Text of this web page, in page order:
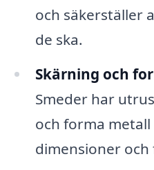
och säkerställer
de ska.
Skärning och
Smeder har
och forma
dimensioner och